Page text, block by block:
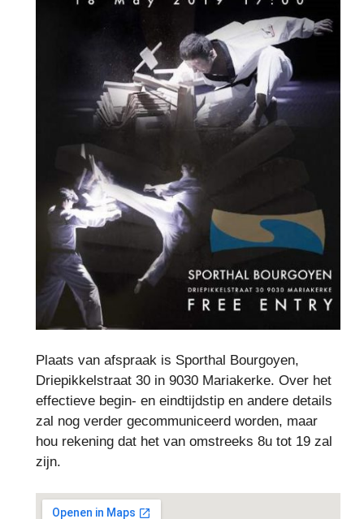
Plaats van afspraak is Sporthal Bourgoyen,
Driepikkelstraat 30 in 9030 Mariakerke. Over het
effectieve begin- en eindtijdstip en andere details
zal nog verder gecommuniceerd worden, maar
hou rekening dat het van omstreeks 8u tot 19 zal
zijn.